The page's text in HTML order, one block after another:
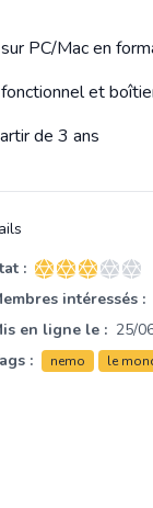
sur PC/Mac en
fonctionnel et
de 3 ans
: 3 sur 5 étoiles
intéressés :
en ligne le : 25/
:
nemo le